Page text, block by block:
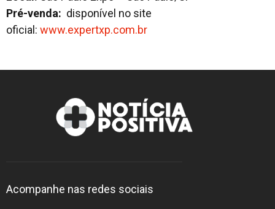
Pré-venda: disponível no site
oficial: www.expertxp.com.br
Acompanhe nas redes sociais